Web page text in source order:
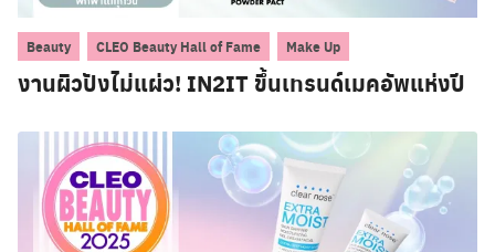
Beauty CLEO Beauty Hall of Fame Make Up
งานผิวปังไม่แผ่ว! IN2IT ขึ้นเทรนด์เมคอัพแห่งปี